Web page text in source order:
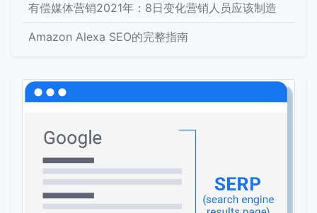
有偿媒体营销2021年：8日变化营销人员应该制造
Amazon Alexa SEO的完整指南